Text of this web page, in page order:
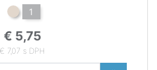
1
€ 5,75
€ 7,07 s DPH